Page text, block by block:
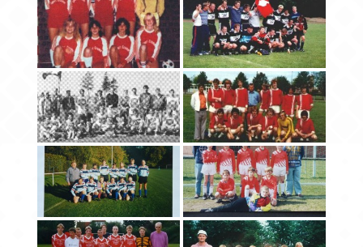
Chronik
Archiv